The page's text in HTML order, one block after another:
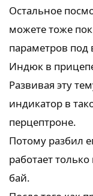
Остальное
можете тоже
параметров под
Индюк в
Развивая эту
индикатор в
перцептроне.
Потому разбил
работает
бай.